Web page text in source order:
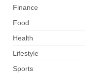
Finance
Food
Health
Lifestyle
Sports